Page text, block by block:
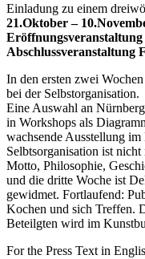
Einladung zu einem
21.Oktober –
Abschlussveranstaltung
In den ersten zwei
bei der Selbstorganisation.
Eine Auswahl an
in Workshops als
wachsende Ausstellung
Selbtsorganisation ist
Motto, Philosophie,
und die dritte Woche ist
gewidmet. Fortlaufend:
Kochen und sich Treffen.
Beteilgten wird im
For the Press Text in